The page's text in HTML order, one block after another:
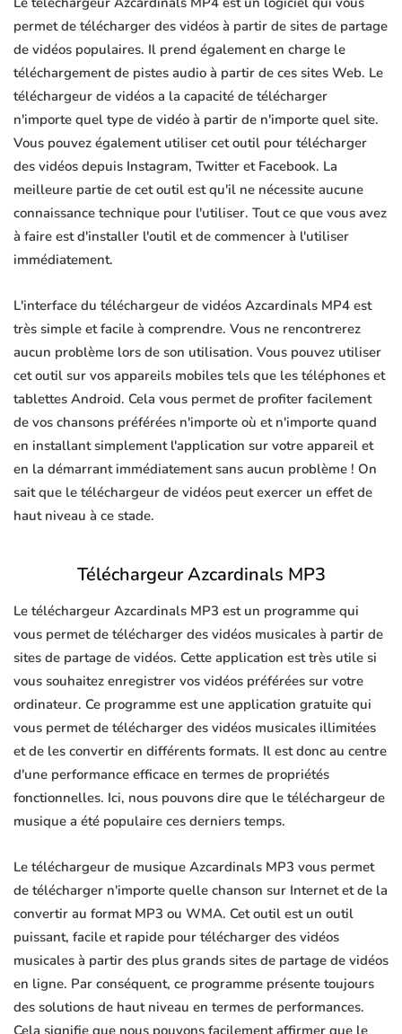
permet de télécharger des vidéos à partir de sites de partage
de vidéos populaires. Il prend également en charge le
téléchargement de pistes audio à partir de ces sites Web. Le
téléchargeur de vidéos a la capacité de télécharger
n'importe quel type de vidéo à partir de n'importe quel site.
Vous pouvez également utiliser cet outil pour télécharger
des vidéos depuis Instagram, Twitter et Facebook. La
meilleure partie de cet outil est qu'il ne nécessite aucune
connaissance technique pour l'utiliser. Tout ce que vous avez
à faire est d'installer l'outil et de commencer à l'utiliser
immédiatement.
L'interface du téléchargeur de vidéos Azcardinals MP4 est
très simple et facile à comprendre. Vous ne rencontrerez
aucun problème lors de son utilisation. Vous pouvez utiliser
cet outil sur vos appareils mobiles tels que les téléphones et
tablettes Android. Cela vous permet de profiter facilement
de vos chansons préférées n'importe où et n'importe quand
en installant simplement l'application sur votre appareil et
en la démarrant immédiatement sans aucun problème ! On
sait que le téléchargeur de vidéos peut exercer un effet de
haut niveau à ce stade.
Téléchargeur Azcardinals MP3
Le téléchargeur Azcardinals MP3 est un programme qui
vous permet de télécharger des vidéos musicales à partir de
sites de partage de vidéos. Cette application est très utile si
vous souhaitez enregistrer vos vidéos préférées sur votre
ordinateur. Ce programme est une application gratuite qui
vous permet de télécharger des vidéos musicales illimitées
et de les convertir en différents formats. Il est donc au centre
d'une performance efficace en termes de propriétés
fonctionnelles. Ici, nous pouvons dire que le téléchargeur de
musique a été populaire ces derniers temps.
Le téléchargeur de musique Azcardinals MP3 vous permet
de télécharger n'importe quelle chanson sur Internet et de la
convertir au format MP3 ou WMA. Cet outil est un outil
puissant, facile et rapide pour télécharger des vidéos
musicales à partir des plus grands sites de partage de vidéos
en ligne. Par conséquent, ce programme présente toujours
des solutions de haut niveau en termes de performances.